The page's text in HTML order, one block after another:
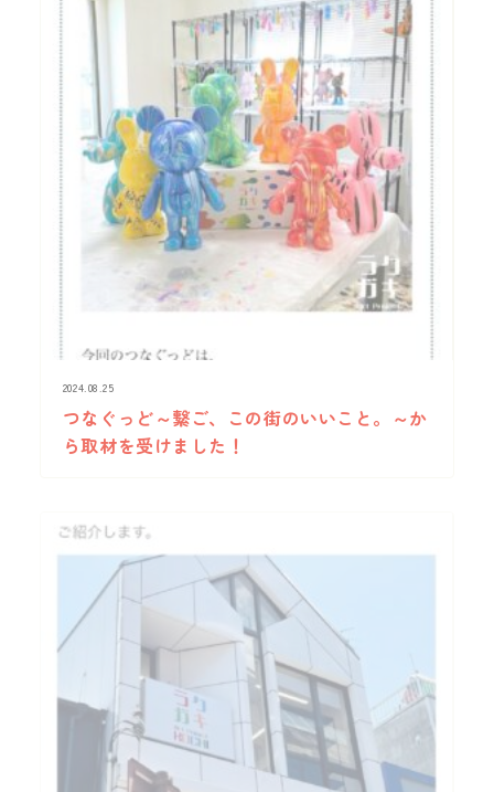
2024.08.25
つなぐっど～繋ご、この街のいいこと。～か
ら取材を受けました！